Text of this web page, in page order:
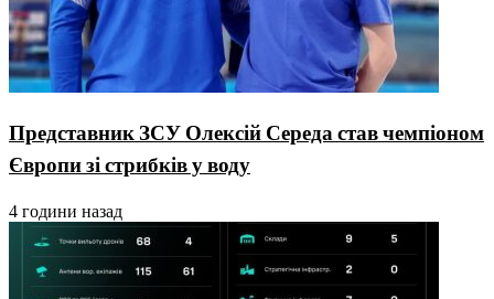
Представник ЗСУ Олексій Середа став чемпіоном
Європи зі стрибків у воду
4 години назад